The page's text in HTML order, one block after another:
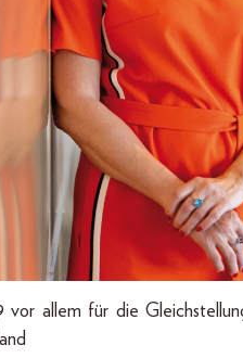
allem für die